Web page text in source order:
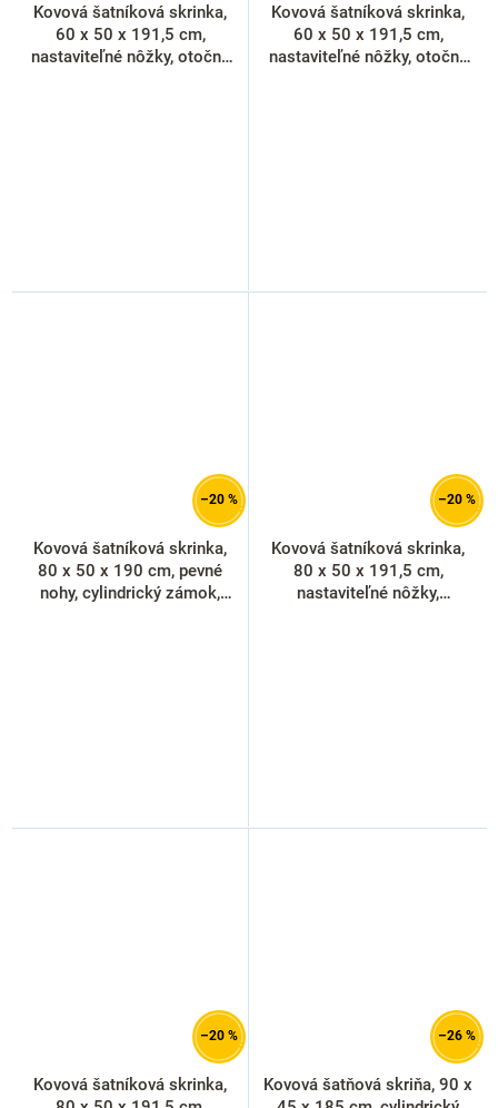
Kovová šatníková skrinka,
60 x 50 x 191,5 cm,
nastaviteľné nôžky, otočný
Kovová šatníková skrinka,
60 x 50 x 191,5 cm,
nastaviteľné nôžky, otočný
–20 %
Kovová šatníková skrinka,
80 x 50 x 190 cm, pevné
nohy, cylindrický zámok,
–20 %
Kovová šatníková skrinka,
80 x 50 x 191,5 cm,
nastaviteľné nôžky,
–20 %
Kovová šatníková skrinka,
–26 %
Kovová šatňová skriňa, 90 x